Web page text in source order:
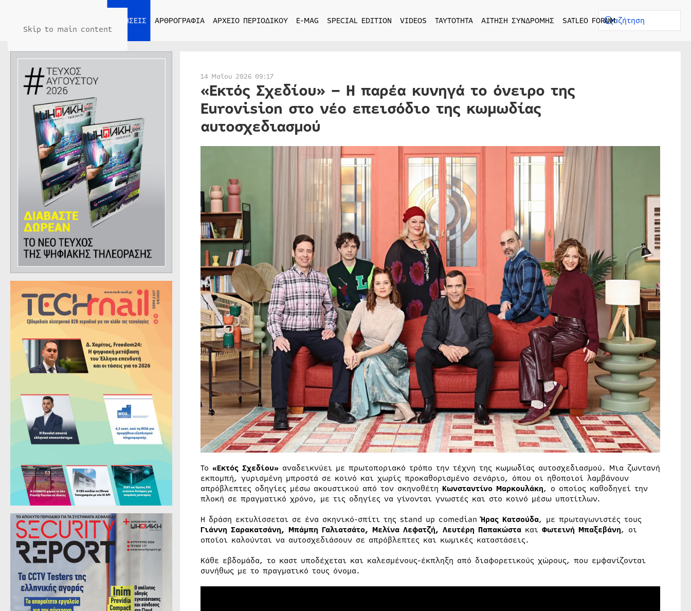
Skip to main content
ΕΙΔΗΣΕΙΣ ΑΡΘΡΟΓΡΑΦΙΑ ΑΡΧΕΙΟ ΠΕΡΙΟΔΙΚΟΥ E-MAG SPECIAL EDITION VIDEOS ΤΑΥΤΟΤΗΤΑ ΑΙΤΗΣΗ ΣΥΝΔΡΟΜΗΣ SATLEO FORUM
14 Μαΐου 2026 09:17
«Εκτός Σχεδίου» – Η παρέα κυνηγά το όνειρο της
Eurovision στο νέο επεισόδιο της κωμωδίας
αυτοσχεδιασμού
Το «Εκτός Σχεδίου»αναδεικνύει με πρωτοποριακό τρόπο την τέχνη της κωμωδίας αυτοσχεδιασμού. Μια ζωντανή
εκπομπή, γυρισμένη μπροστά σε κοινό και χωρίς προκαθορισμένο σενάριο, όπου οι ηθοποιοί λαμβάνουν
απρόβλεπτες οδηγίες μέσω ακουστικού από τον σκηνοθέτη Κωνσταντίνο Μαρκουλάκη, ο οποίος καθοδηγεί την
πλοκή σε πραγματικό χρόνο, με τις οδηγίες να γίνονται γνωστές και στο κοινό μέσω υποτίτλων.
Η δράση εκτυλίσσεται σε ένα σκηνικό-σπίτι της stand up comedianΉρας Κατσούδα, με πρωταγωνιστές τους
Γιάννη Σαρακατσάνη, Μπάμπη Γαλιατσάτο, Μελίνα Λεφατζή, Λευτέρη Παπακώστα και Φωτεινή Μπαξεβάνη, οι
οποίοι καλούνται να αυτοσχεδιάσουν σε απρόβλεπτες και κωμικές καταστάσεις.
Κάθε εβδομάδα, το καστ υποδέχεται και καλεσμένους-έκπληξη από διαφορετικούς χώρους, που εμφανίζονται
συνήθως με το πραγματικό τους όνομα.